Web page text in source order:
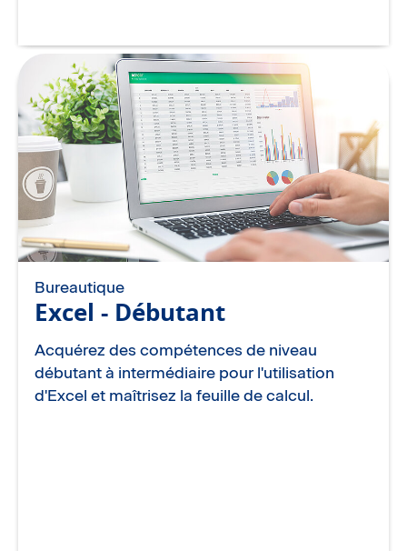
Bureautique
Excel - Débutant
Acquérez des compétences de niveau
débutant à intermédiaire pour l'utilisation
d'Excel et maîtrisez la feuille de calcul.